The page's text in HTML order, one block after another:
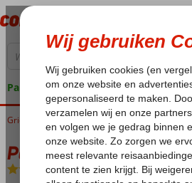
Pakketgarantie
Home
Griekenland Kreta Rethymnon Palladion Hotel
Palladion Hotel
Halfpension- Hotel